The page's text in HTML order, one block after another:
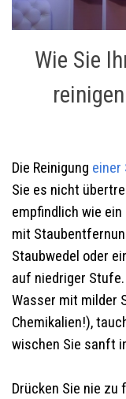
Wie Sie
Die Reinigung einer
Sie es nicht
empfindlich wie
mit
Staubwedel oder
auf niedriger
Wasser mit milder
Chemikalien!),
wischen Sie sanft
Drücken Sie nie